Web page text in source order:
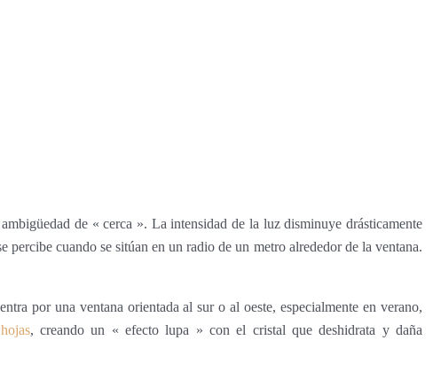
de « cerca ». La intensidad de la luz disminuye drásticamente
cuando se sitúan en un radio de un metro alrededor de la ventana.
por una ventana orientada al sur o al oeste, especialmente en verano,
, creando un « efecto lupa » con el cristal que deshidrata y daña